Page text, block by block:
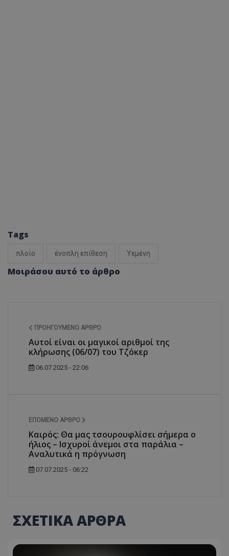
Tags
πλοίο ένοπλη επίθεση Υεμένη
Μοιράσου αυτό το άρθρο
ΠΡΟΗΓΟΎΜΕΝΟ ΆΡΘΡΟ
Αυτοί είναι οι μαγικοί αριθμοί της
κλήρωσης (06/07) του Τζόκερ
06.07.2025 - 22:06
ΕΠΌΜΕΝΟ ΆΡΘΡΟ
Καιρός: Θα μας τσουρουφλίσει σήμερα ο
ήλιος – Ισχυροί άνεμοι στα παράλια –
Αναλυτικά η πρόγνωση
07.07.2025 - 06:22
ΣΧΕΤΙΚΑ ΑΡΘΡΑ